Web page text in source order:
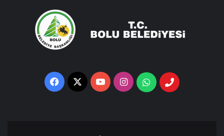
Facebook
X YouTubeInstagramWhatsappTelefon